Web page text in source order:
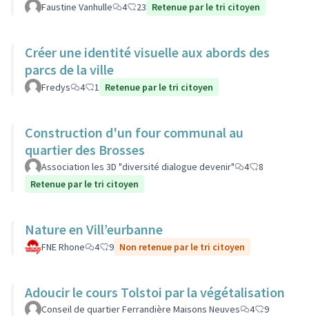
Faustine Vanhulle 4 23 Retenue par le tri citoyen
Créer une identité visuelle aux abords des
parcs de la ville
Fredys 4 1 Retenue par le tri citoyen
Construction d'un four communal au
quartier des Brosses
Association les 3D "diversité dialogue devenir" 4
8
Retenue par le tri citoyen
Nature en Vill’eurbanne
FNE Rhone 4 9 Non retenue par le tri citoyen
Adoucir le cours Tolstoi par la végétalisation
Conseil de quartier Ferrandière Maisons Neuves 4
9